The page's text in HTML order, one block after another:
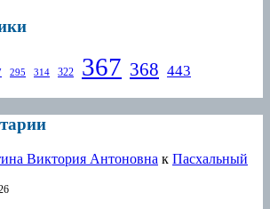
295 314 322 367 368 443
Виктория Антоновна к Пасхальный